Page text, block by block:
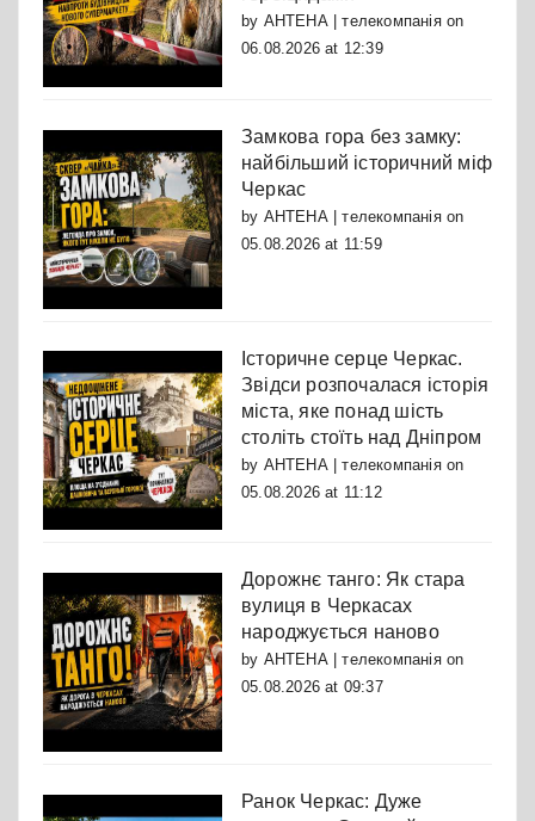
by АНТЕНА | телекомпаніяon
06.08.2026 at 12:39
Замкова гора без замку:
найбільший історичний міф
Черкас
by АНТЕНА | телекомпаніяon
05.08.2026 at 11:59
Історичне серце Черкас.
Звідси розпочалася історія
міста, яке понад шість
століть стоїть над Дніпром
by АНТЕНА | телекомпаніяon
05.08.2026 at 11:12
Дорожнє танго: Як стара
вулиця в Черкасах
народжується наново
by АНТЕНА | телекомпаніяon
05.08.2026 at 09:37
Ранок Черкас: Дуже